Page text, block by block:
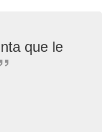
que le